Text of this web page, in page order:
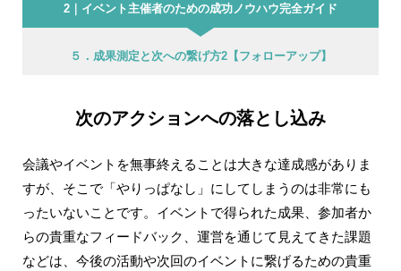
2｜イベント主催者のための成功ノウハウ完全ガイド
５．成果測定と次への繋げ方2【フォローアップ】
次のアクションへの落とし込み
会議やイベントを無事終えることは大きな達成感がありま
すが、そこで「やりっぱなし」にしてしまうのは非常にも
ったいないことです。イベントで得られた成果、参加者か
らの貴重なフィードバック、運営を通じて見えてきた課題
などは、今後の活動や次回のイベントに繋げるための貴重